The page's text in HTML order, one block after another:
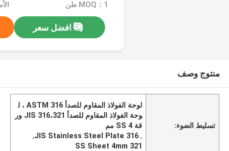
MOQ：1 طن
افضل سعر
منتوج وصف
تسليط الضوء:
لوحة الفولاذ المقاوم للصدأ ASTM 316 ، ل
وحة الفولاذ المقاوم للصدأ JIS 316،321 ور
قة SS 4 مم
,
JIS Stainless Steel Plate 316
,
321 SS Sheet 4mm